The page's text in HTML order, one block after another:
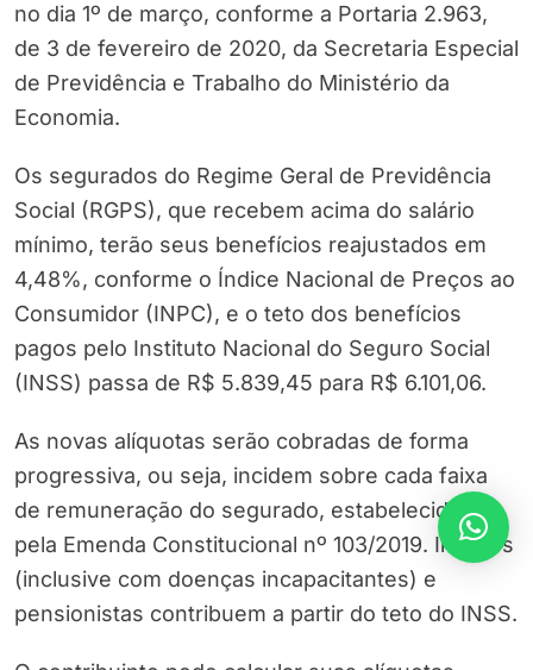
no dia 1º de março, conforme a Portaria 2.963,
de 3 de fevereiro de 2020, da Secretaria Especial
de Previdência e Trabalho do Ministério da
Economia.
Os segurados do Regime Geral de Previdência
Social (RGPS), que recebem acima do salário
mínimo, terão seus benefícios reajustados em
4,48%, conforme o Índice Nacional de Preços ao
Consumidor (INPC), e o teto dos benefícios
pagos pelo Instituto Nacional do Seguro Social
(INSS) passa de R$ 5.839,45 para R$ 6.101,06.
As novas alíquotas serão cobradas de forma
progressiva, ou seja, incidem sobre cada faixa
de remuneração do segurado, estabelecidas
pela Emenda Constitucional nº 103/2019. Inativos
(inclusive com doenças incapacitantes) e
pensionistas contribuem a partir do teto do INSS.